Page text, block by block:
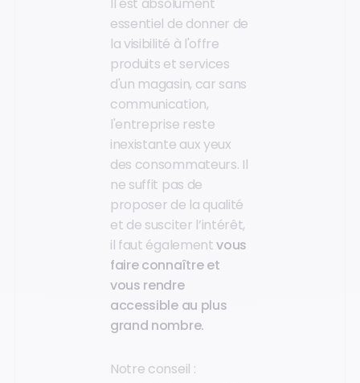
Il est absolument
essentiel de donner de
la visibilité à l'offre
produits et services
d'un magasin, car sans
communication,
l'entreprise reste
inexistante aux yeux
des consommateurs. Il
ne suffit pas de
proposer de la qualité
et de susciter l’intérêt,
il faut égalementvous
faire connaître et
vous rendre
accessible au plus
grand nombre.
Notre conseil :